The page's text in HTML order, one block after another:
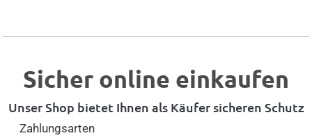
Sicher online einkaufen
Unser Shop bietet Ihnen als Käufer sicheren Schutz
Zahlungsarten